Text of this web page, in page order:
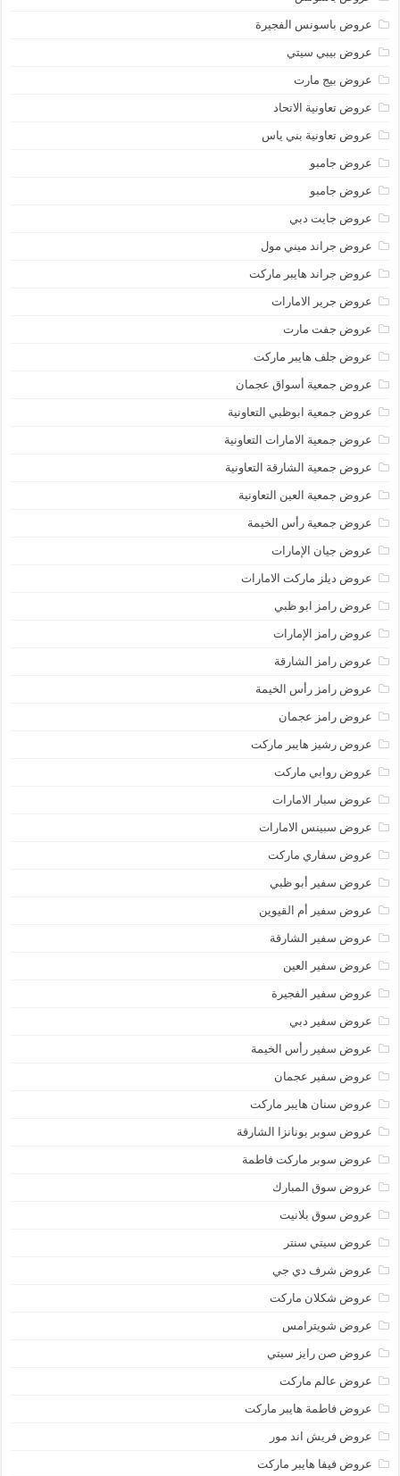
عروض باسونس الفجيرة
عروض بيبي سيتي
عروض بيج مارت
عروض تعاونية الاتحاد
عروض تعاونية بني ياس
عروض جامبو
عروض جامبو
عروض جايت دبي
عروض جراند ميني مول
عروض جراند هايبر ماركت
عروض جرير الامارات
عروض جفت مارت
عروض جلف هايبر ماركت
عروض جمعية أسواق عجمان
عروض جمعية ابوظبي التعاونية
عروض جمعية الامارات التعاونية
عروض جمعية الشارقة التعاونية
عروض جمعية العين التعاونية
عروض جمعية رأس الخيمة
عروض جيان الإمارات
عروض ديلز ماركت الامارات
عروض رامز ابو ظبي
عروض رامز الإمارات
عروض رامز الشارقة
عروض رامز رأس الخيمة
عروض رامز عجمان
عروض رشيز هايبر ماركت
عروض روابي ماركت
عروض سبار الامارات
عروض سبينس الامارات
عروض سفاري ماركت
عروض سفير أبو ظبي
عروض سفير أم القيوين
عروض سفير الشارقة
عروض سفير العين
عروض سفير الفجيرة
عروض سفير دبي
عروض سفير رأس الخيمة
عروض سفير عجمان
عروض سنان هايبر ماركت
عروض سوبر بونانزا الشارقة
عروض سوبر ماركت فاطمة
عروض سوق المبارك
عروض سوق بلانيت
عروض سيتي سنتر
عروض شرف دي جي
عروض شكلان ماركت
عروض شويترامس
عروض صن رايز سيتي
عروض عالم ماركت
عروض فاطمة هايبر ماركت
عروض فريش اند مور
عروض فيفا هايبر ماركت